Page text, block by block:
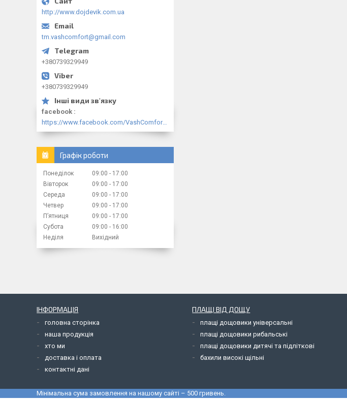
http://www.dojdevik.com.ua
tm.vashcomfort@gmail.com
+380739329949
+380739329949
facebook
https://www.facebook.com/VashComfort.ua/
Графік роботи
Понеділок 09:00
17:00
Вівторок
09:00
17:00
Середа
09:00
17:00
Четвер
09:00
17:00
Пʼятниця
09:00
17:00
Субота
09:00
16:00
Неділя
Вихідний
ІНФОРМАЦІЯ
головна сторінка
наша продукція
хто ми
доставка і оплата
контактні дані
ПЛАЩІ ВІД ДОЩУ
плащі дощовики універсальні
плащі дощовики рибальські
плащі дощовики дитячі та підліткові
бахили високі щільні
Мінімальна сума замовлення на нашому сайті – 500 гривень.